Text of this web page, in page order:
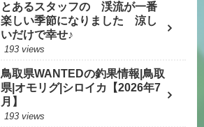
とあるスタッフの 渓流が一番
楽しい季節になりました 涼し
いだけで幸せ♪
193 views
鳥取県WANTEDの釣果情報|鳥取
県|オモリグ|シロイカ【2026年7
月】
193 views